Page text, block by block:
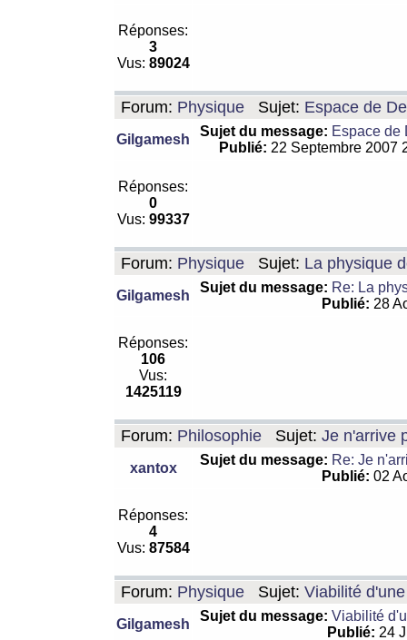
Réponses:
3
Vus: 89024
Forum: Physique Sujet: Espace de
Gilgamesh
Sujet du message: Espace de
Publié: 22 Septembre 2007
Réponses:
0
Vus: 99337
Forum: Physique Sujet: La physique
Gilgamesh
Sujet du message: Re: La
Publié: 28
Réponses:
106
Vus:
1425119
Forum: Philosophie Sujet: Je n'arrive
xantox
Sujet du message: Re: Je
Publié: 02
Réponses:
4
Vus: 87584
Forum: Physique Sujet: Viabilité
Gilgamesh
Sujet du message: Viabilité
Publié: 24